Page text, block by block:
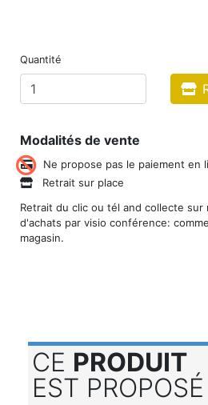
Quantité
Modalités de vente
Ne propose pas le paiement en
Retrait sur place
Retrait du clic ou tél and collecte sur
d'achats par visio conférence:
magasin.
CE PRODUIT
EST